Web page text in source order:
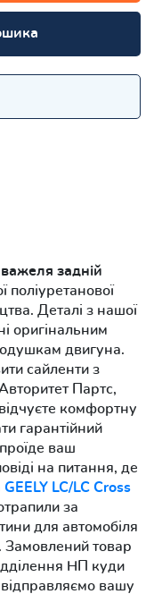
задній
поліуретанової
Деталі з нашої
оригінальним
двигуна.
сайленти з
Партс,
комфортну
гарантійний
ваш
на питання, де
GEELY LC/LC Cross
за
для автомобіля
Замовлений товар
НП куди
вашу